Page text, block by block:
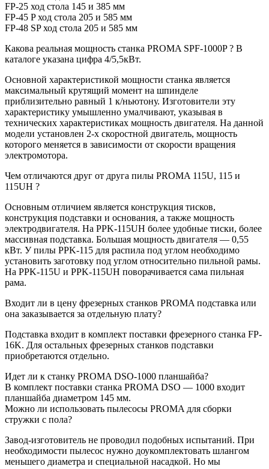
FP-25 ход стола 145 и 385 мм
FP-45 P ход стола 205 и 585 мм
FP-48 SP ход стола 205 и 585 мм
Какова реальная мощность станка PROMA SPF-1000P ? В
каталоге указана цифра 4/5,5кВт.
Основной характеристикой мощности станка является
максимальный крутящий момент на шпинделе
приблизительно равный 1 к/ньютону. Изготовители эту
характеристику умышленно умалчивают, указывая в
технических характеристиках мощность двигателя. На данной
модели установлен 2-х скоростной двигатель, мощность
которого меняется в зависимости от скорости вращения
электромотора.
Чем отличаются друг от друга пилы PROMA 115U, 115 и
115UH ?
Основным отличием является конструкция тисков,
конструкция подставки и основания, а также мощность
электродвигателя. На PPK-115UH более удобные тиски, более
массивная подставка. Большая мощность двигателя — 0,55
кВт. У пилы PPK-115 для распила под углом необходимо
установить заготовку под углом относительно пильной рамы.
На PPK-115U и PPK-115UH поворачивается сама пильная
рама.
Входит ли в цену фрезерных станков PROMA подставка или
она заказывается за отдельную плату?
Подставка входит в комплект поставки фрезерного станка FP-
16K. Для остальных фрезерных станков подставки
приобретаются отдельно.
Идет ли к станку PROMA DSO-1000 планшайба?
В комплект поставки станка PROMA DSO — 1000 входит
планшайба диаметром 145 мм.
Можно ли использовать пылесосы PROMA для сборки
стружки с пола?
Завод-изготовитель не проводил подобных испытаний. При
необходимости пылесос нужно доукомплектовать шлангом
меньшего диаметра и специальной насадкой. Но мы